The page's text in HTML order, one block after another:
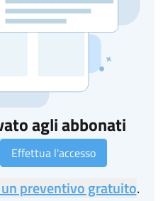
agli abbonati
Effettua l'accesso
preventivo gratuito.